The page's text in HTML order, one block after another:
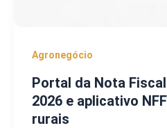
Agronegócio
Portal da Nota
2026 e aplicativo
rurais